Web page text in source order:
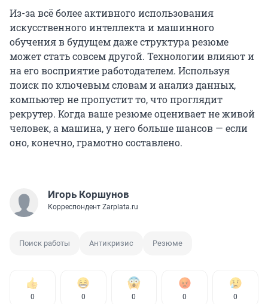
Из-за всё более активного использования
искусственного интеллекта и машинного
обучения в будущем даже структура резюме
может стать совсем другой. Технологии влияют и
на его восприятие работодателем. Используя
поиск по ключевым словам и анализ данных,
компьютер не пропустит то, что проглядит
рекрутер. Когда ваше резюме оценивает не живой
человек, а машина, у него больше шансов — если
оно, конечно, грамотно составлено.
Игорь Коршунов
Корреспондент Zarplata.ru
Поиск работы Антикризис Резюме
0 0 0 0 0